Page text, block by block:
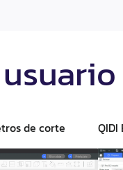
de corte QIDI